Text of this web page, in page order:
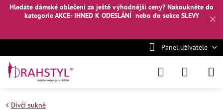
✕
Hledáte dámské oblečení za ještě výhodnější ceny? Nakoukněte do
kategorie AKCE- IHNED K ODESLÁNÍ nebo do sekce SLEVY
Panel uživatele
Dívčí sukně